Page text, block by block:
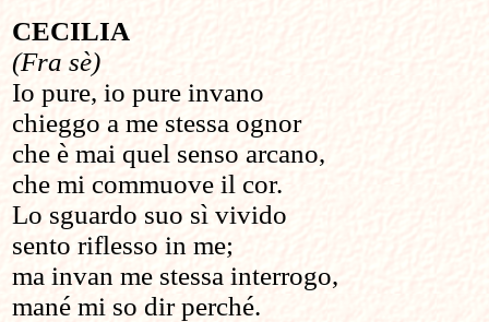
CECILIA
(Fra sè)
Io pure, io pure invano
chieggo a me stessa ognor
che è mai quel senso arcano,
che mi commuove il cor.
Lo sguardo suo sì vivido
sento riflesso in me;
ma invan me stessa interrogo,
mané mi so dir perché.